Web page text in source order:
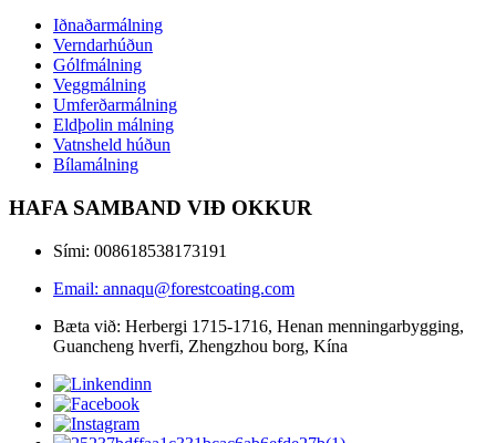
Iðnaðarmálning
Verndarhúðun
Gólfmálning
Veggmálning
Umferðarmálning
Eldþolin málning
Vatnsheld húðun
Bílamálning
HAFA SAMBAND VIÐ OKKUR
Sími: 008618538173191
Email: annaqu@forestcoating.com
Bæta við: Herbergi 1715-1716, Henan menningarbygging,
Guancheng hverfi, Zhengzhou borg, Kína